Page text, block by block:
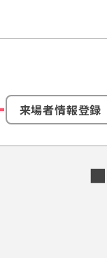
来場者情報登録
■